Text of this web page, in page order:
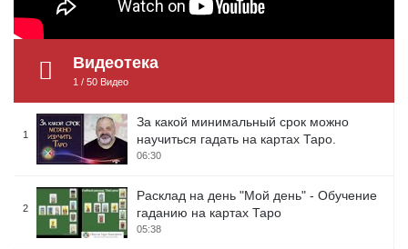
Видеотека
1 / 50 Видео
1
За какой минимальный срок можно
научиться гадать на картах Таро.
06:30
2
Расклад на день "Мой день" - Обучение
гаданию на картах Таро
05:38